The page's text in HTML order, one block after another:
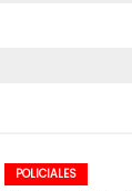
POLICIALES